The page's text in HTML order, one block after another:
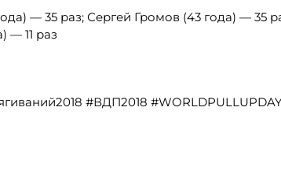
— 35 раз; Сергей Громов (43 года) — 35
— 11 раз
#ВДП2018